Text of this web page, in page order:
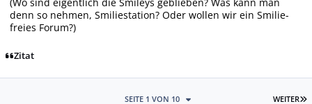
denn so nehmen, Smiliestation? Oder wollen wir ein Smilie-
freies Forum?)
Zitat
WEITER
SEITE 1 VON 10